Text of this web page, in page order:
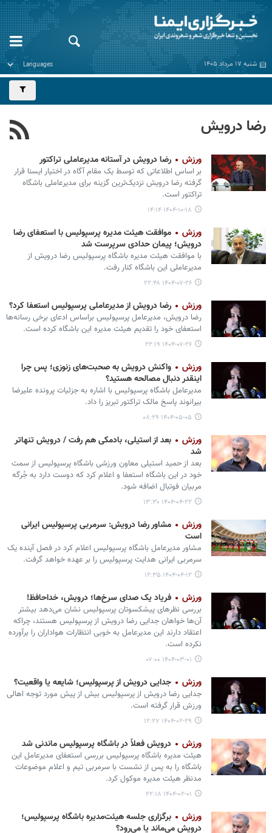
شنبه ۱۷ مرداد ۱۴۰۵
رضا درویش
ورزش رضا درویش در آستانه مدیرعاملی تراکتور
بر اساس اطلاعاتی که توسط یک مقام آگاه در اختیار ایسنا قرار
گرفته رضا درویش نزدیک‌ترین گزینه برای مدیرعاملی باشگاه
تراکتور است.
۱۴۰۴-۱۰-۱۸ ۱۴:۱۴
ورزش
موافقت هیئت مدیره پرسپولیس با استعفای رضا
درویش؛ پیمان حدادی سرپرست شد
با موافقت هیئت مدیره باشگاه پرسپولیس رضا درویش از
مدیرعاملی این باشگاه کنار رفت.
۱۴۰۴-۰۷-۲۶ ۲۲:۴۸
ورزش رضا درویش از مدیرعاملی پرسپولیس استعفا کرد؟
رضا درویش، مدیرعامل پرسپولیس براساس ادعای برخی رسانه‌ها
استعفای خود را تقدیم هیئت مدیره این باشگاه کرده است.
۱۴۰۴-۰۷-۲۶ ۲۲:۱۹
ورزش
واکنش درویش به صحبت‌های زنوزی؛ پس چرا
اینقدر دنبال مصالحه هستید؟
مدیرعامل باشگاه پرسپولیس با اشاره به جزئیات پرونده علیرضا
بیرانوند پاسخ مالک تراکتور تبریز را داد.
۱۴۰۴-۰۵-۰۵ ۰۸:۲۹
ورزش
بعد از استیلی، بادمکی هم رفت / درویش تنهاتر
شد
بعد از حمید استیلی معاون ورزشی باشگاه پرسپولیس از سمت
خود در این باشگاه استعفا و اعلام کرد که دوست دارد به جُرگه
مربیان فوتبال اضافه شود.
۱۴۰۴-۰۴-۲۲ ۱۳:۳۰
ورزش
مشاور رضا درویش: سرمربی پرسپولیس ایرانی
است
مشاور مدیرعامل باشگاه پرسپولیس اعلام کرد در فصل آینده یک
سرمربی ایرانی هدایت پرسپولیس را بر عهده خواهد گرفت.
۱۴۰۴-۰۴-۱۲ ۱۲:۳۵
ورزش فریاد یک صدای سرخ‌ها؛ درویش، خداحافظ!
بررسی نظرهای پیشکسوتان پرسپولیس نشان می‌دهد بیشتر
آن‌ها خواهان جدایی رضا درویش از پرسپولیس هستند، چراکه
اعتقاد دارند این مدیرعامل به خوبی انتظارات هواداران را برآورده
نکرده است.
۱۴۰۴-۰۳-۰۱ ۰۷:۰۰
ورزش جدایی درویش از پرسپولیس؛ شایعه یا واقعیت؟
جدایی رضا درویش از پرسپولیس بیش از پیش مورد توجه اهالی
ورزش قرار گرفته است.
۱۴۰۴-۰۲-۲۹ ۱۲:۲۷
ورزش درویش فعلاً در باشگاه پرسپولیس ماندنی شد
هیئت مدیره باشگاه پرسپولیس بررسی استعفای مدیرعامل این
باشگاه را به پس از نشست با سرمربی تیم و اعلام موضوعات
مدنظر هیئت مدیره موکول کرد.
۱۴۰۴-۰۲-۰۱ ۲۲:۱۸
ورزش
برگزاری جلسه هیئت‌مدیره باشگاه پرسپولیس؛
درویش می‌ماند یا می‌رود؟